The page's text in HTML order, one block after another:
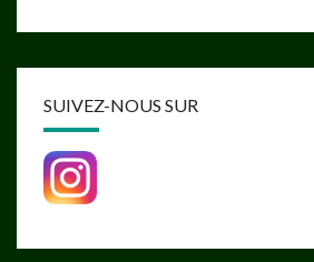
SUIVEZ-NOUS SUR